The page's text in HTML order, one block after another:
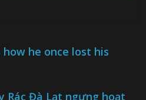
how he once lost his
Rác Đà Lạt ngưng hoạt